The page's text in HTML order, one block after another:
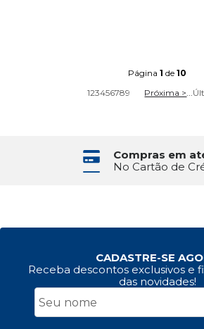
Página1 de10
123456789 Próxima >...
Compras em
No Cartão de
CADASTRE-SE
Receba descontos exclusivos e
das novidades!